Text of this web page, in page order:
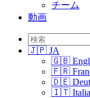
チーム
動画
🇯🇵 JA
🇬🇧
🇫🇷
🇩🇪
🇮🇹